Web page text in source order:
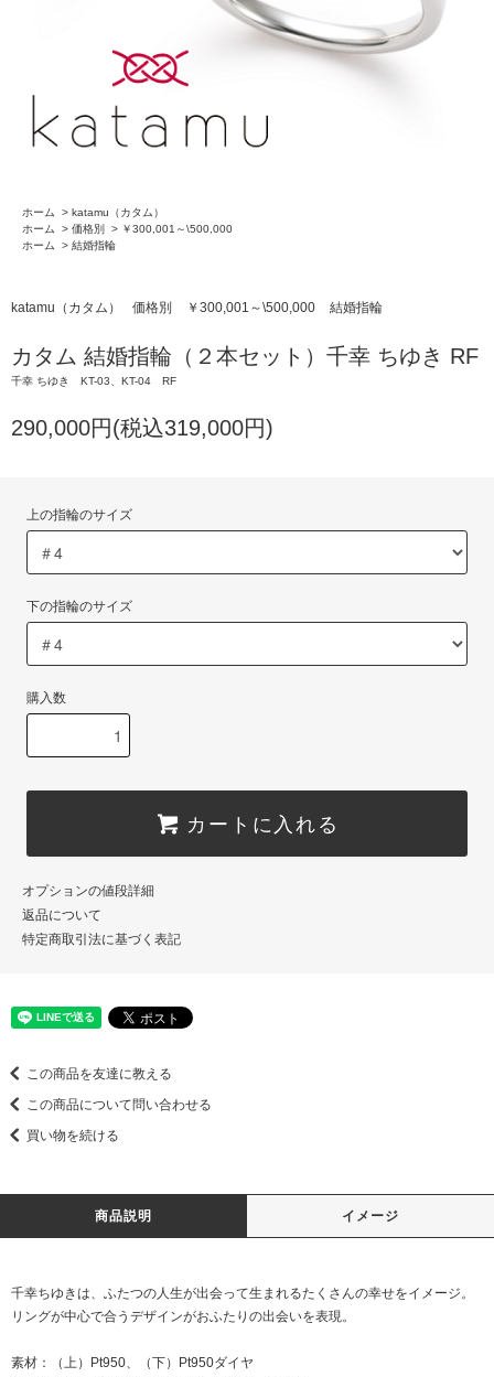
ホーム > katamu（カタム）
ホーム
> 価格別 > ￥300,001～\500,000
ホーム
> 結婚指輪
katamu（カタム） 価格別 ￥300,001～\500,000 結婚指輪
カタム 結婚指輪（２本セット）千幸 ちゆき RF
千幸 ちゆき KT-03、KT-04 RF
290,000円(税込319,000円)
上の指輪のサイズ
下の指輪のサイズ
購入数
カートに入れる
オプションの値段詳細
返品について
特定商取引法に基づく表記
この商品を友達に教える
この商品について問い合わせる
買い物を続ける
商品説明 イメージ
千幸ちゆきは、ふたつの人生が出会って生まれるたくさんの幸せをイメージ。
リングが中心で合うデザインがおふたりの出会いを表現。
素材：（上）Pt950、（下）Pt950ダイヤ